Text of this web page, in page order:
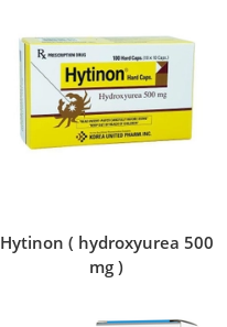
Hytinon ( hydroxyurea 500
mg )